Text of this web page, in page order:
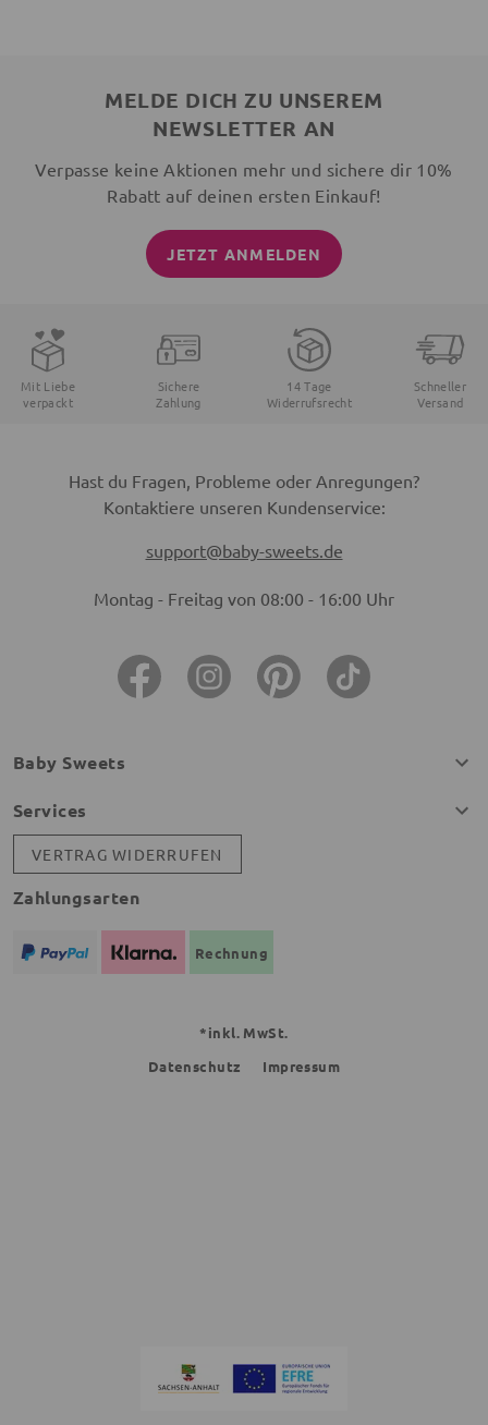
MELDE DICH ZU UNSEREM
NEWSLETTER AN
Verpasse keine Aktionen mehr und sichere dir 10%
Rabatt auf deinen ersten Einkauf!
JETZT ANMELDEN
Mit Liebe
verpackt
Sichere
Zahlung
14 Tage
Widerrufsrecht
Schneller
Versand
Hast du Fragen, Probleme oder Anregungen?
Kontaktiere unseren Kundenservice:
support@baby-sweets.de
Montag - Freitag von 08:00 - 16:00 Uhr
Baby Sweets
Services
VERTRAG WIDERRUFEN
Zahlungsarten
Rechnung
*inkl. MwSt.
Datenschutz
Impressum